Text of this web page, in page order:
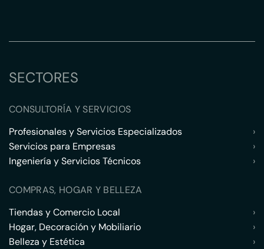
SECTORES
CONSULTORÍA Y SERVICIOS
Profesionales y Servicios Especializados
›
Servicios para Empresas
›
Ingeniería y Servicios Técnicos
›
COMPRAS, HOGAR Y BELLEZA
Tiendas y Comercio Local
›
Hogar, Decoración y Mobiliario
›
Belleza y Estética
›